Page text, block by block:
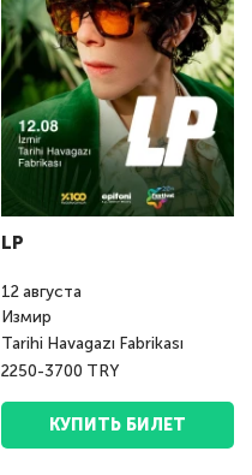
LP
12августа
Измир
Tarihi Havagazı Fabrikası
2250-3700 TRY
КУПИТЬ БИЛЕТ